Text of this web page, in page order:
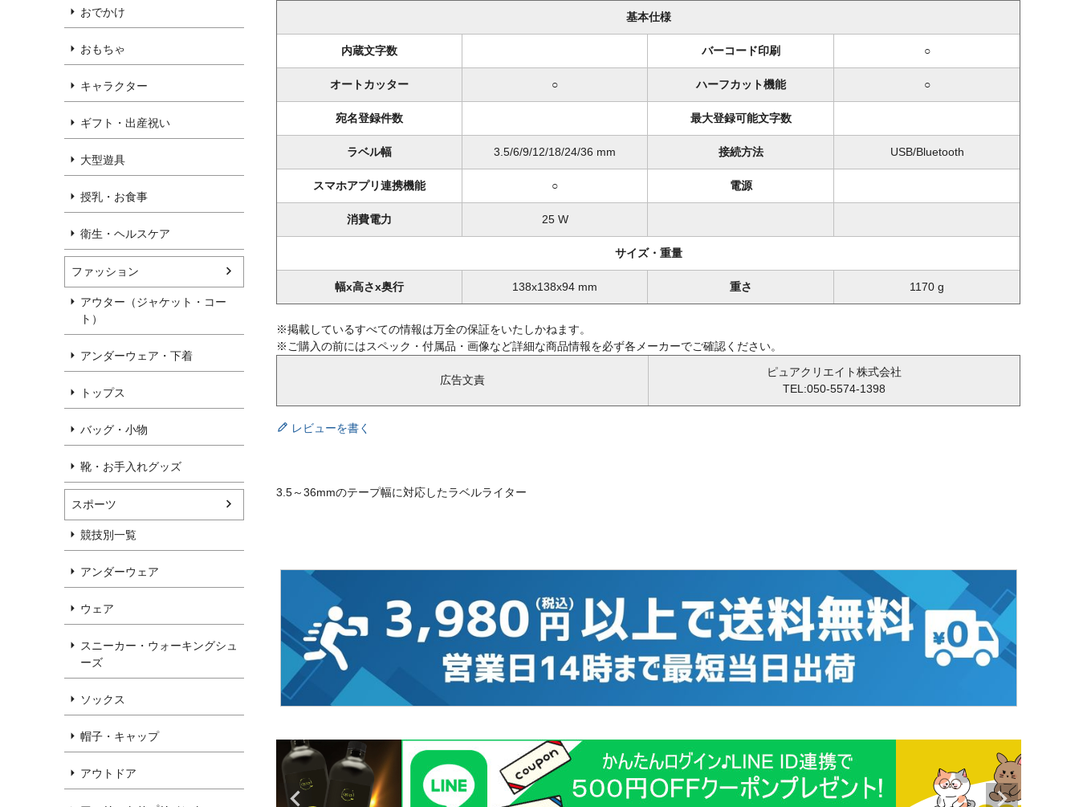
おでかけ
おもちゃ
キャラクター
ギフト・出産祝い
大型遊具
授乳・お食事
衛生・ヘルスケア
ファッション
アウター（ジャケット・コー
ト）
アンダーウェア・下着
トップス
バッグ・小物
靴・お手入れグッズ
スポーツ
競技別一覧
アンダーウェア
ウェア
スニーカー・ウォーキングシュ
ーズ
ソックス
帽子・キャップ
アウトドア
基本仕様
内蔵文字数 バーコード印刷 ○
オートカッター ○ ハーフカット機能 ○
宛名登録件数 最大登録可能文字数
ラベル幅 3.5/6/9/12/18/24/36 mm 接続方法 USB/Bluetooth
スマホアプリ連携機能 ○ 電源
消費電力 25 W
サイズ・重量
幅x高さx奥行 138x138x94 mm 重さ 1170 g
※掲載しているすべての情報は万全の保証をいたしかねます。
※ご購入の前にはスペック・付属品・画像など詳細な商品情報を必ず各メーカーでご確認ください。
広告文責
ピュアクリエイト株式会社
TEL:050-5574-1398
レビューを書く
3.5～36mmのテープ幅に対応したラベルライター